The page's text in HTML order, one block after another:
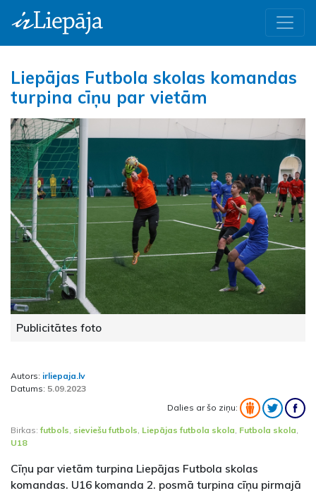
Liepājas Futbola skolas komandas
turpina cīņu par vietām
Publicitātes foto
Autors: irliepaja.lv
Datums: 5.09.2023
Dalies ar šo ziņu:
Birkas:futbols, sieviešu futbols, Liepājas futbola skola, Futbola skola,
U18
Cīņu par vietām turpina Liepājas Futbola skolas
komandas. U16 komanda 2. posmā turpina cīņu pirmajā